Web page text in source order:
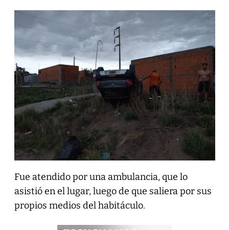
Fue atendido por una ambulancia, que lo
asistió en el lugar, luego de que saliera por sus
propios medios del habitáculo.